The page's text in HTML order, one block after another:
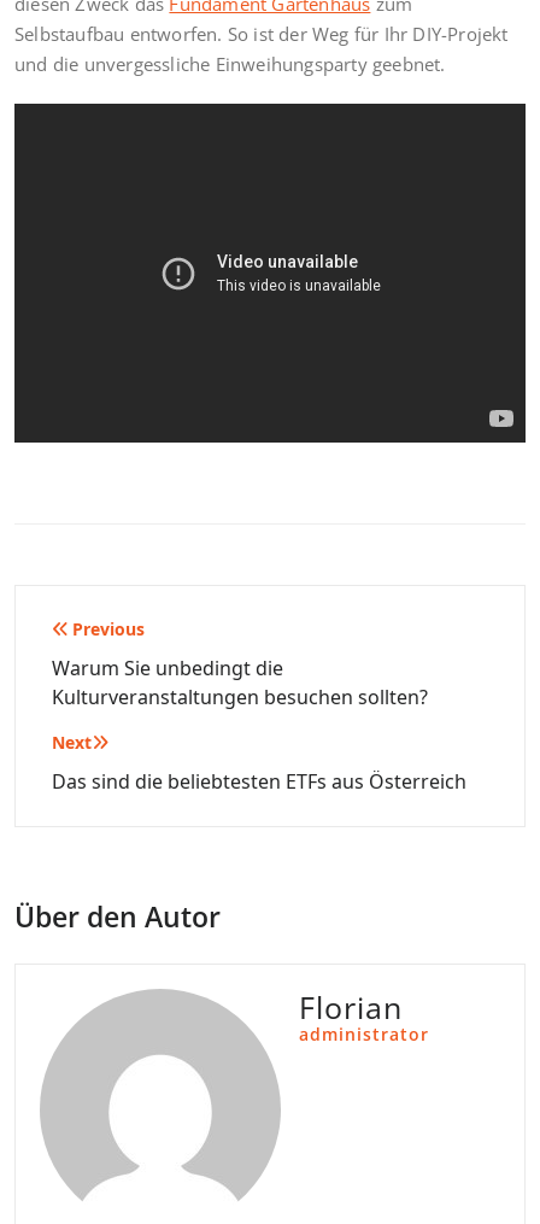
Selbstaufbau entworfen. So ist der Weg für Ihr DIY-Projekt
und die unvergessliche Einweihungsparty geebnet.
Beitragsnavigation
Previous
Warum Sie unbedingt die
Kulturveranstaltungen besuchen sollten?
Next
Das sind die beliebtesten ETFs aus Österreich
Über den Autor
Florian
administrator